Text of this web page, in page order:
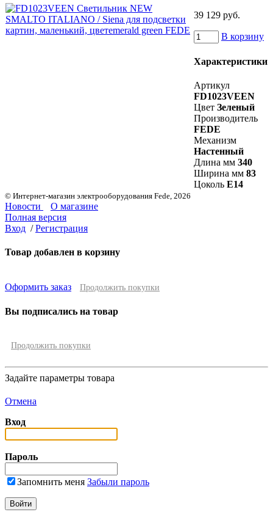
39 129 руб.
В корзину
Характеристики
Артикул
FD1023VEEN
Цвет Зеленый
Производитель
FEDE
Механизм
Настенный
Длина мм 340
Ширина мм 83
Цоколь E14
© Интернет-магазин электрооборудования Fede, 2026
Новости
О магазине
Полная версия
Вход / Регистрация
Товар добавлен в корзину
Оформить заказ Продолжить покупки
Вы подписались на товар
Продолжить покупки
Задайте параметры товара
Отмена
Вход
Пароль
Запомнить меня Забыли пароль